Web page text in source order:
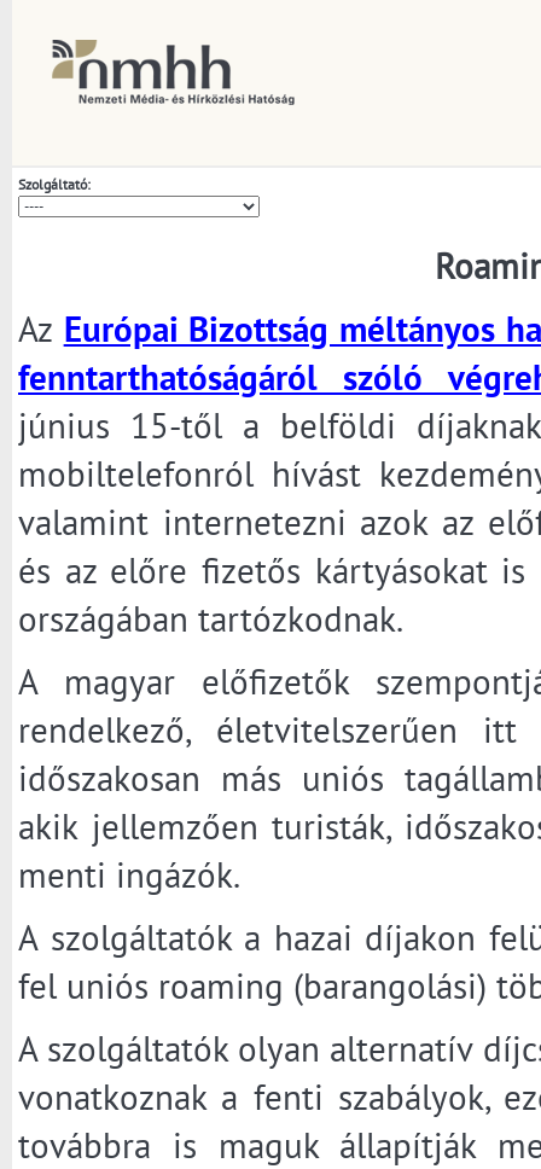
Szolgáltató:
Az Európai Bizottság méltányos
fenntarthatóságáról szóló
június 15-től a belföldi
mobiltelefonról hívást
valamint internetezni azok az
és az előre fizetős kártyásokat
országában tartózkodnak.
A magyar előfizetők
rendelkező, életvitelszerűen
időszakosan más uniós
akik jellemzően turisták,
menti ingázók.
A szolgáltatók a hazai díjakon
fel uniós roaming (barangolási)
A szolgáltatók olyan alternatív
vonatkoznak a fenti szabályok,
továbbra is maguk állapítják